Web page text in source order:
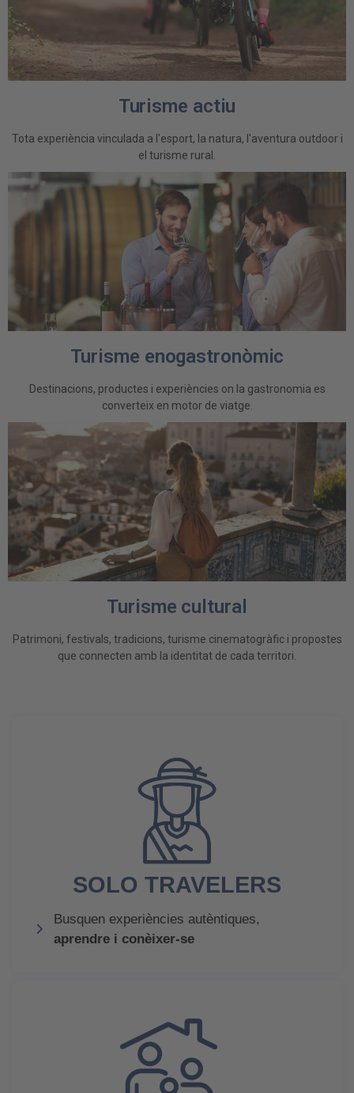
Turisme actiu
Tota experiència vinculada a l'esport, la natura, l'aventura outdoor i
el turisme rural.
Turisme enogastronòmic
Destinacions, productes i experiències on la gastronomia es
converteix en motor de viatge.
Turisme cultural
Patrimoni, festivals, tradicions, turisme cinematogràfic i propostes
que connecten amb la identitat de cada territori.
SOLO TRAVELERS
Busquen experiències autèntiques,
aprendre i conèixer-se